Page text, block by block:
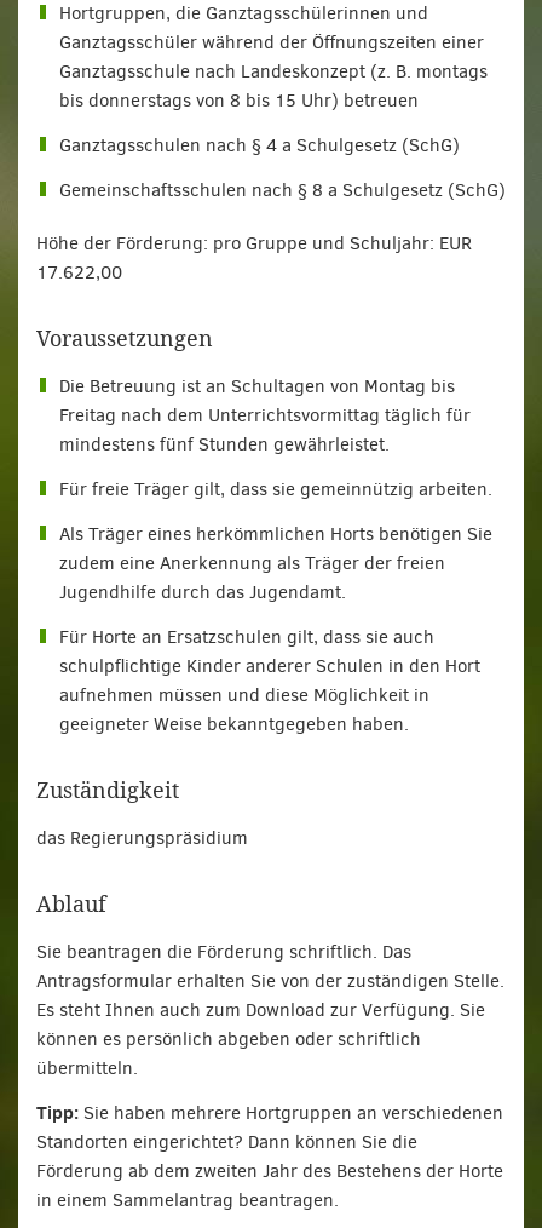
Hortgruppen, die Ganztagsschülerinnen und
Ganztagsschüler während der Öffnungszeiten einer
Ganztagsschule nach Landeskonzept (z. B. montags
bis donnerstags von 8 bis 15 Uhr) betreuen
Ganztagsschulen nach § 4 a Schulgesetz (SchG)
Gemeinschaftsschulen nach § 8 a Schulgesetz (SchG)
Höhe der Förderung: pro Gruppe und Schuljahr: EUR
17.622,00
Voraussetzungen
Die Betreuung ist an Schultagen von Montag bis
Freitag nach dem Unterrichtsvormittag täglich für
mindestens fünf Stunden gewährleistet.
Für freie Träger gilt, dass sie gemeinnützig arbeiten.
Als Träger eines herkömmlichen Horts benötigen Sie
zudem eine Anerkennung als Träger der freien
Jugendhilfe durch das Jugendamt.
Für Horte an Ersatzschulen gilt, dass sie auch
schulpflichtige Kinder anderer Schulen in den Hort
aufnehmen müssen und diese Möglichkeit in
geeigneter Weise bekanntgegeben haben.
Zuständigkeit
das Regierungspräsidium
Ablauf
Sie beantragen die Förderung schriftlich. Das
Antragsformular erhalten Sie von der zuständigen Stelle.
Es steht Ihnen auch zum Download zur Verfügung. Sie
können es persönlich abgeben oder schriftlich
übermitteln.
Tipp: Sie haben mehrere Hortgruppen an verschiedenen
Standorten eingerichtet? Dann können Sie die
Förderung ab dem zweiten Jahr des Bestehens der Horte
in einem Sammelantrag beantragen.